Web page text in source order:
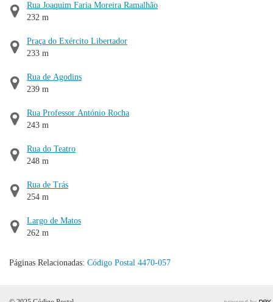
Rua Joaquim Faria Moreira Ramalhão
232 m
Praça do Exército Libertador
233 m
Rua de Agodins
239 m
Rua Professor António Rocha
243 m
Rua do Teatro
248 m
Rua de Trás
254 m
Largo de Matos
262 m
Páginas Relacionadas: Código Postal 4470-057